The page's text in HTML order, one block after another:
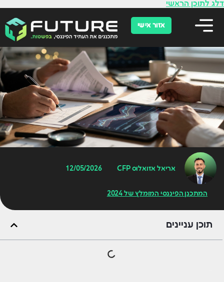
לתוכן
דלג לתוכן הראשי
אזור אישי
אריאל אזואלוס CFP 12/05/2026
המתכנן הפיננסי המומלץ של 2024
תוכן עניינים